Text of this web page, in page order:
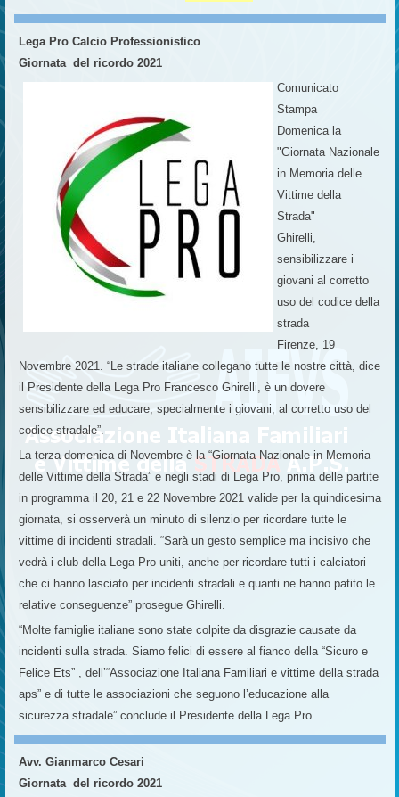
Lega Pro Calcio Professionistico
Giornata del ricordo 2021
Comunicato
Stampa
Domenica la
"Giornata Nazionale
in Memoria delle
Vittime della
Strada"
Ghirelli,
sensibilizzare i
giovani al corretto
uso del codice della
strada
Firenze, 19
Novembre 2021. “Le strade italiane collegano tutte le nostre città, dice
il Presidente della Lega Pro Francesco Ghirelli, è un dovere
sensibilizzare ed educare, specialmente i giovani, al corretto uso del
codice stradale”.
La terza domenica di Novembre è la “Giornata Nazionale in Memoria
delle Vittime della Strada” e negli stadi di Lega Pro, prima delle partite
in programma il 20, 21 e 22 Novembre 2021 valide per la quindicesima
giornata, si osserverà un minuto di silenzio per ricordare tutte le
vittime di incidenti stradali. “Sarà un gesto semplice ma incisivo che
vedrà i club della Lega Pro uniti, anche per ricordare tutti i calciatori
che ci hanno lasciato per incidenti stradali e quanti ne hanno patito le
relative conseguenze” prosegue Ghirelli.
“Molte famiglie italiane sono state colpite da disgrazie causate da
incidenti sulla strada. Siamo felici di essere al fianco della “Sicuro e
Felice Ets” , dell’“Associazione Italiana Familiari e vittime della strada
aps” e di tutte le associazioni che seguono l’educazione alla
sicurezza stradale” conclude il Presidente della Lega Pro.
Avv. Gianmarco Cesari
Giornata del ricordo 2021